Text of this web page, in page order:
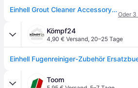
Einhell Grout Cleaner Accessory Spare Brush Steel GC-EG 1410
Oder
Kömpf24
4,90 € Versand, 20–25 Tage
Toom